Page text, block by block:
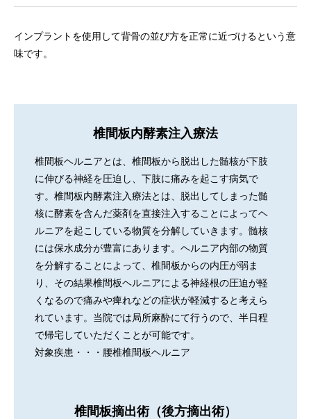
インプラントを使用して背骨の並び方を正常に近づけるという意
味です。
椎間板内酵素注入療法
椎間板ヘルニアとは、椎間板から脱出した髄核が下肢
に伸びる神経を圧迫し、下肢に痛みを起こす病気で
す。椎間板内酵素注入療法とは、脱出してしまった髄
核に酵素を含んだ薬剤を直接注入することによってヘ
ルニアを起こしている物質を分解していきます。髄核
には保水成分が豊富にあります。ヘルニア内部の物質
を分解することによって、椎間板からの内圧が弱ま
り、その結果椎間板ヘルニアによる神経根の圧迫が軽
くなるので痛みや痺れなどの症状が軽減すると考えら
れています。当院では局所麻酔にて行うので、半日程
で帰宅していただくことが可能です。
対象疾患・・・腰椎椎間板ヘルニア
椎間板摘出術（後方摘出術）